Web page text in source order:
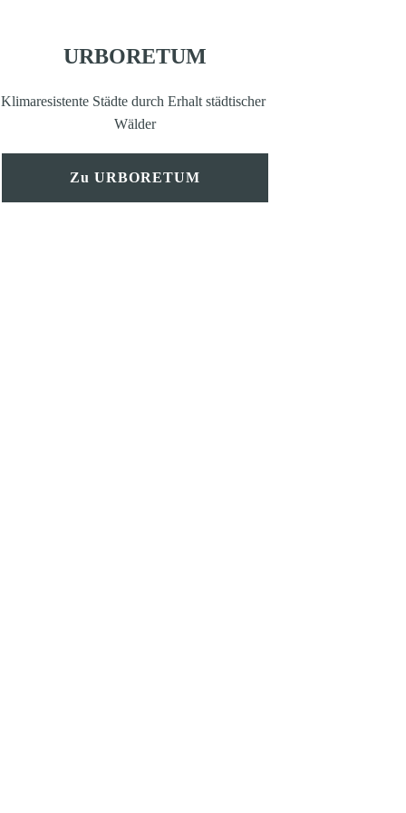
URBORETUM
Klimaresistente Städte durch Erhalt städtischer
Wälder
Zu URBORETUM